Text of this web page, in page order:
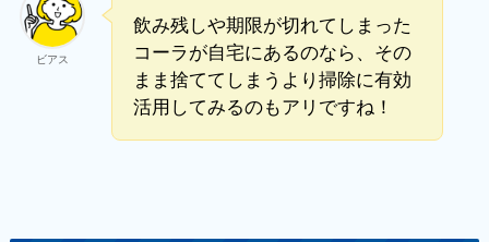
ビアス
飲み残しや期限が切れてしまった
コーラが自宅にあるのなら、その
まま捨ててしまうより掃除に有効
活用してみるのもアリですね！